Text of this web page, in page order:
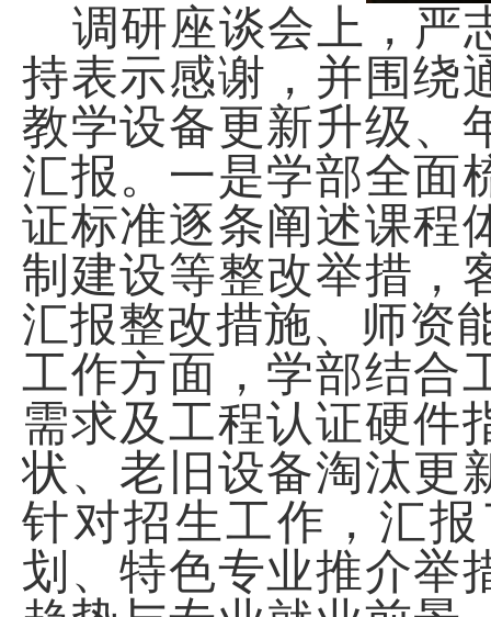
调研座谈会上，严
持表示感谢，并围绕
教学设备更新升级、
汇报。一是学部全面
证标准逐条阐述课程
制建设等整改举措，
汇报整改措施、师资
工作方面，学部结合
需求及工程认证硬件
状、老旧设备淘汰更
针对招生工作，汇
划、特色专业推介举